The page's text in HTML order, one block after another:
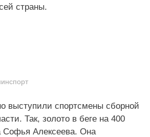
страны.
выступили спортсмены сборной
Так, золото в беге на 400
Софья Алексеева. Она